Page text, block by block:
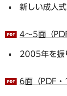
新しい成人
4～5面（
2005年を振
6面（PDF・